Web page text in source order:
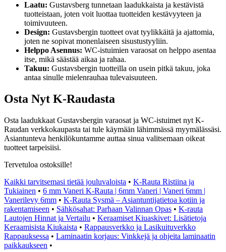
Laatu: Gustavsberg tunnetaan laadukkaista ja kestävistä
tuotteistaan, joten voit luottaa tuotteiden kestävyyteen ja
toimivuuteen.
Design: Gustavsbergin tuotteet ovat tyylikkäitä ja ajattomia,
joten ne sopivat monenlaiseen sisustustyyliin.
Helppo Asennus: WC-istuimien varaosat on helppo asentaa
itse, mikä säästää aikaa ja rahaa.
Takuu: Gustavsbergin tuotteilla on usein pitkä takuu, joka
antaa sinulle mielenrauhaa tulevaisuuteen.
Osta Nyt K-Raudasta
Osta laadukkaat Gustavsbergin varaosat ja WC-istuimet nyt K-
Raudan verkkokaupasta tai tule käymään lähimmässä myymälässäsi.
Asiantunteva henkilökuntamme auttaa sinua valitsemaan oikeat
tuotteet tarpeisiisi.
Tervetuloa ostoksille!
Kaikki tarvitsemasi tietää jouluvaloista • K-Rauta Ristiina ja
Tukiainen • 6 mm Vaneri K-Rauta | 6mm Vaneri | Vaneri 6mm |
Vanerilevy 6mm • K-Rauta Sysmä – Asiantuntijatietoa kotiin ja
rakentamiseen • Sähkösahat: Parhaan Valinnan Opas • K-rauta
Lautojen Hinnat ja Vertailu • Keraamiset Kiuaskivet: Lisätietoja
Keraamisista Kiukaista • Rappausverkko ja Lasikuituverkko
Rappauksessa • Laminaatin korjaus: Vinkkejä ja ohjeita laminaatin
paikkaukseen •